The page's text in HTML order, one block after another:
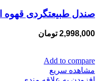
صندل طبیعتگردی قهوه
2,998,000 تومان
Add to compare
مشاهده سریع